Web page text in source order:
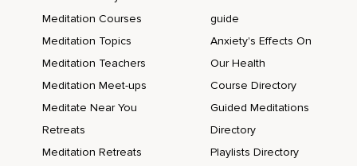
Observe ce qui se passe dans ton corps en ce moment.
Se relâcher,
Et ta tête au besoin de repos et de sommeil.
Meditation Courses
Meditation Topics
Meditation Teachers
Meditation Meet-ups
Meditate Near You
Retreats
Meditation Retreats
guide
Anxiety's Effects On
Our Health
Course Directory
Guided Meditations
Directory
Playlists Directory